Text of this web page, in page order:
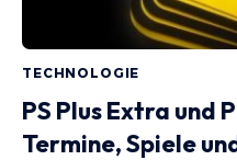
TECHNOLOGIE
PS Plus Extra und
Termine, Spiele